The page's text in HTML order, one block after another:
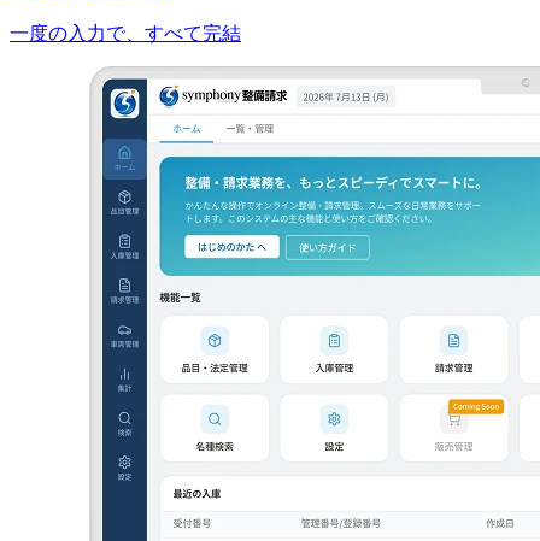
一度の入力で、すべて完結